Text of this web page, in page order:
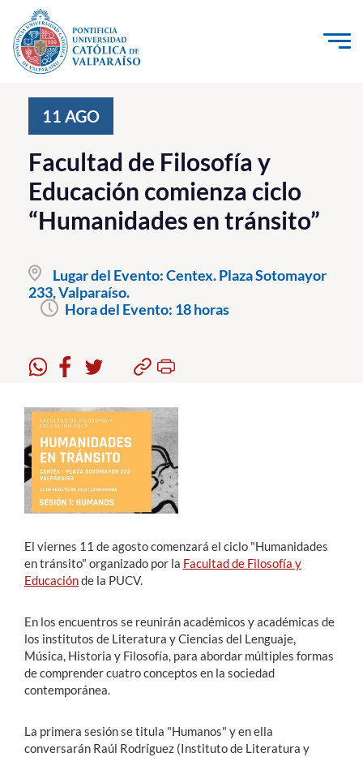
Click acá para ir directamente al contenido
Investigación, Creación e Innovación
PUCV Internacional
Vinculación con el Medio
Pregrado
Postgrado
Formación Continua
Estudiantes
Académicos
Funcionarios
Alumni
English
11 AGO
Facultad de Filosofía y
Educación comienza ciclo
“Humanidades en tránsito”
Lugar del Evento:Centex. Plaza Sotomayor
233, Valparaíso.
Hora del Evento: 18 horas
El viernes 11 de agosto comenzará el ciclo "Humanidades
en tránsito" organizado por la Facultad de Filosofía y
Educaciónde la PUCV.
En los encuentros se reunirán académicos y académicas de
los institutos de Literatura y Ciencias del Lenguaje,
Música, Historia y Filosofía, para abordar múltiples formas
de comprender cuatro conceptos en la sociedad
contemporánea.
La primera sesión se titula "Humanos" y en ella
conversarán Raúl Rodríguez (Instituto de Literatura y